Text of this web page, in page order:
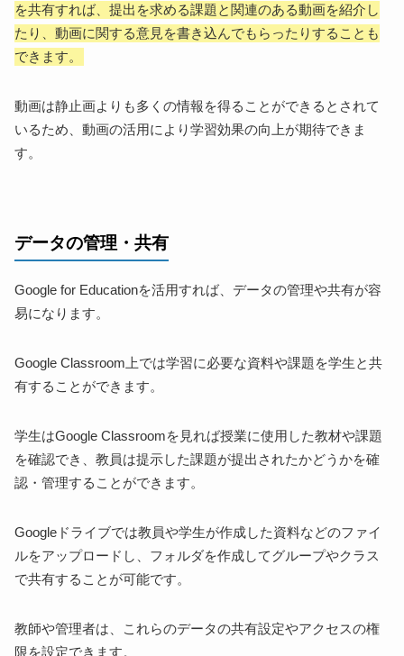
を共有すれば、提出を求める課題と関連のある動画を紹介し
たり、動画に関する意見を書き込んでもらったりすることも
できます。
動画は静止画よりも多くの情報を得ることができるとされて
いるため、動画の活用により学習効果の向上が期待できま
す。
データの管理・共有
Google for Educationを活用すれば、データの管理や共有が容
易になります。
Google Classroom上では学習に必要な資料や課題を学生と共
有することができます。
学生はGoogle Classroomを見れば授業に使用した教材や課題
を確認でき、教員は提示した課題が提出されたかどうかを確
認・管理することができます。
Googleドライブでは教員や学生が作成した資料などのファイ
ルをアップロードし、フォルダを作成してグループやクラス
で共有することが可能です。
教師や管理者は、これらのデータの共有設定やアクセスの権
限を設定できます。